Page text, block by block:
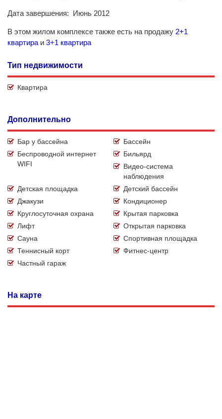
Дата завершения: Июнь 2012
В этом жилом комплексе также есть на продажу 2+1
квартира и 3+1 квартира
Тип недвижимости
Квартира
Дополнительно
Бар у бассейна
Бассейн
Беспроводной интернет
WIFI
Бильярд
Видео-система
наблюдения
Детская площадка
Детский бассейн
Джакузи
Кондиционер
Круглосуточная охрана
Крытая парковка
Лифт
Открытая парковка
Сауна
Спортивная площадка
Теннисный корт
Фитнес-центр
Частный гараж
На карте